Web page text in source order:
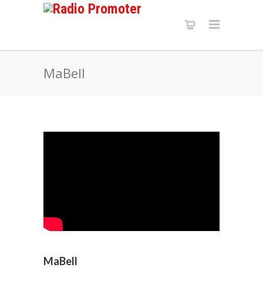
MaBell
MaBell